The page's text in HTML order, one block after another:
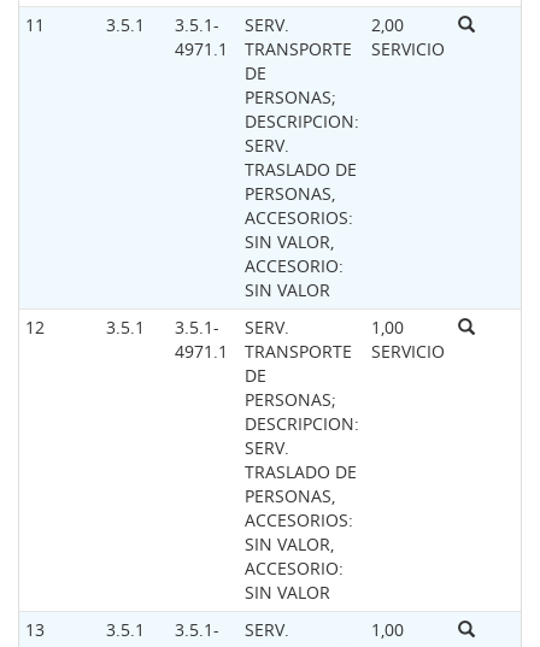
11 3.5.1
3.5.1-
4971.1
SERV.
TRANSPORTE
DE
PERSONAS;
DESCRIPCION:
SERV.
TRASLADO DE
PERSONAS,
ACCESORIOS:
SIN VALOR,
ACCESORIO:
SIN VALOR
2,00
SERVICIO
12 3.5.1
3.5.1-
4971.1
SERV.
TRANSPORTE
DE
PERSONAS;
DESCRIPCION:
SERV.
TRASLADO DE
PERSONAS,
ACCESORIOS:
SIN VALOR,
ACCESORIO:
SIN VALOR
1,00
SERVICIO
13 3.5.1
3.5.1-
SERV.
1,00